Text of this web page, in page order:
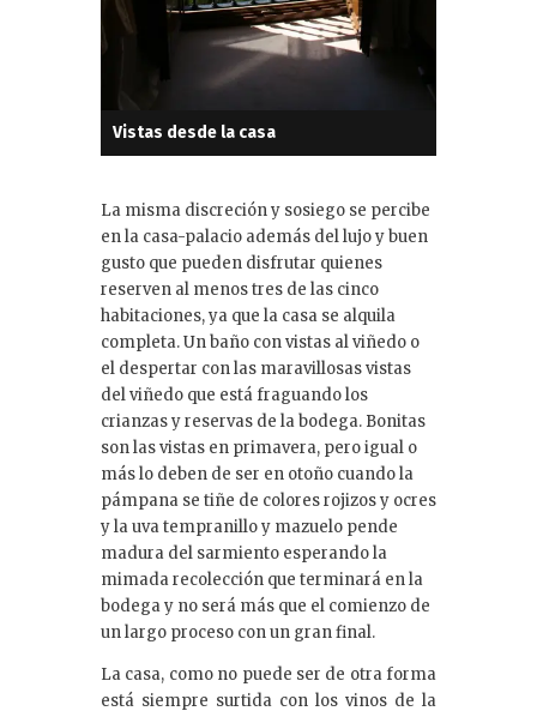
Vistas desde la casa
La misma discreción y sosiego se percibe
en la casa-palacio además del lujo y buen
gusto que pueden disfrutar quienes
reserven al menos tres de las cinco
habitaciones, ya que la casa se alquila
completa. Un baño con vistas al viñedo o
el despertar con las maravillosas vistas
del viñedo que está fraguando los
crianzas y reservas de la bodega. Bonitas
son las vistas en primavera, pero igual o
más lo deben de ser en otoño cuando la
pámpana se tiñe de colores rojizos y ocres
y la uva tempranillo y mazuelo pende
madura del sarmiento esperando la
mimada recolección que terminará en la
bodega y no será más que el comienzo de
un largo proceso con un gran final.
La casa, como no puede ser de otra forma
está siempre surtida con los vinos de la